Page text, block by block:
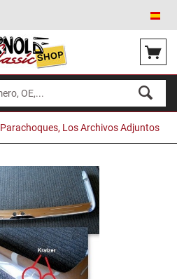
Parachoques, Los Archivos Adjuntos